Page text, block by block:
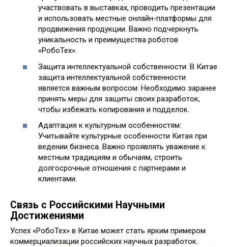
участвовать в выставках, проводить презентации
и использовать местные онлайн-платформы для
продвижения продукции. Важно подчеркнуть
уникальность и преимущества роботов
«РобоТех».
Защита интеллектуальной собственности: В Китае
защита интеллектуальной собственности
является важным вопросом. Необходимо заранее
принять меры для защиты своих разработок,
чтобы избежать копирования и подделок.
Адаптация к культурным особенностям:
Учитывайте культурные особенности Китая при
ведении бизнеса. Важно проявлять уважение к
местным традициям и обычаям, строить
долгосрочные отношения с партнерами и
клиентами.
Связь с Российскими Научными
Достижениями
Успех «РобоТех» в Китае может стать ярким примером
коммерциализации российских научных разработок.